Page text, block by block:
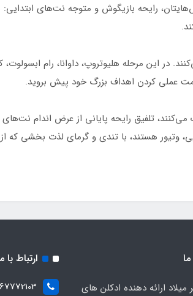
رایحه بازیگوش و متوجه نت‌های ابتدایی:
این مرحله هلیوتروپ، داوانا، رام
عملی کردن اهداف بزرگ خود پیش بروید.
تلفیق رایحه پایانی از عرض اندام
وتیور هستند، با تندی و گرمای لذت بخشی
میلاد ارائه دهنده ادکلن های
ارتباط با
09167772103 ،